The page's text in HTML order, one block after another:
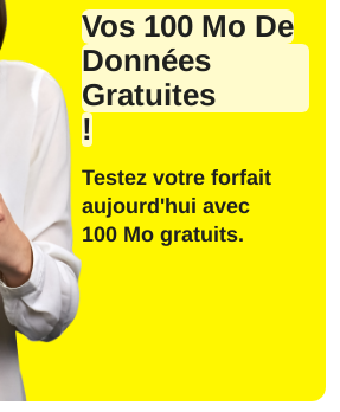
Vos 100 Mo De
Données
Gratuites
!
Testez votre forfait
aujourd'hui avec
100 Mo gratuits.
한국어
Se